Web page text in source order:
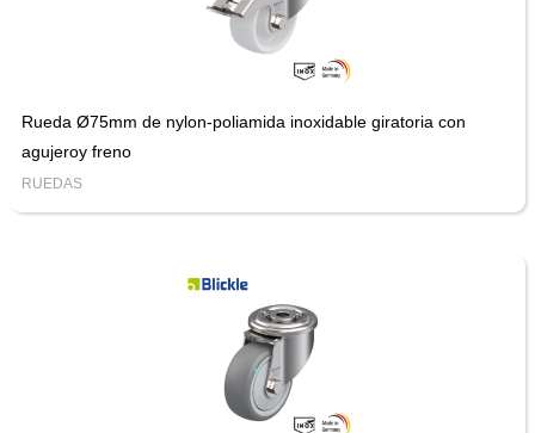
Rueda Ø75mm de nylon-poliamida inoxidable giratoria con
agujeroy freno
RUEDAS